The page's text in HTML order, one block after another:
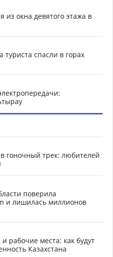
из окна девятого этажа в
туриста спасли в горах
гоночный трек: любителей
поверила
и лишилась миллионов
рабочие места: как будут
Казахстана